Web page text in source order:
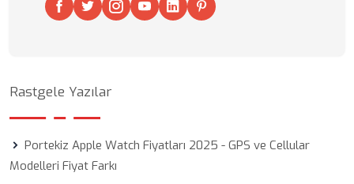
Rastgele Yazılar
Portekiz Apple Watch Fiyatları 2025 - GPS ve Cellular
Modelleri Fiyat Farkı